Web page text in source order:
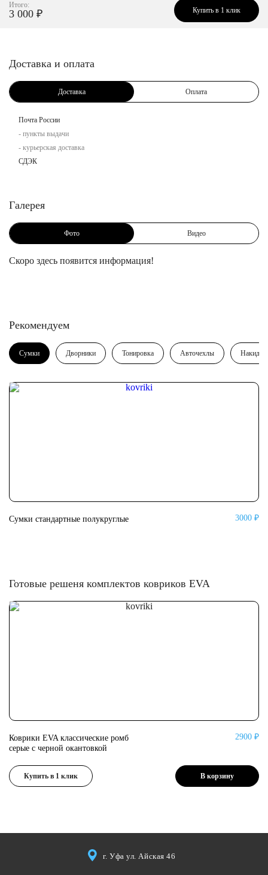
Итого:
3 000 ₽ Купить в 1 клик
Доставка и оплата
Доставка Оплата
Почта России
- пункты выдачи
- курьерская доставка
СДЭК
Галерея
Фото Видео
Скоро здесь появится информация!
Рекомендуем
Сумки Дворники Тонировка Авточехлы Накидки
Сумки стандартные полукруглые 3000 ₽
Готовые решеня комплектов ковриков EVA
Коврики EVA классические ромб
серые с черной окантовкой
2900 ₽
Купить в 1 клик В корзину
г. Уфа ул. Айская 46